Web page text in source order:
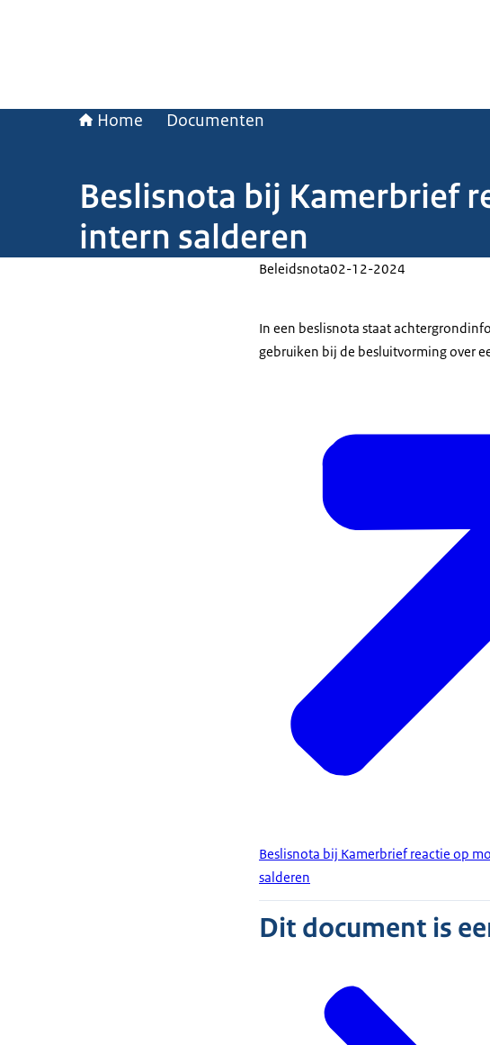
Home Documenten
Beslisnota bij Kamerbrief
intern salderen
Beleidsnota02-12-2024
In een beslisnota staat
gebruiken bij de besluitvorming over
Beslisnota bij Kamerbrief reactie op
salderen
Dit document is